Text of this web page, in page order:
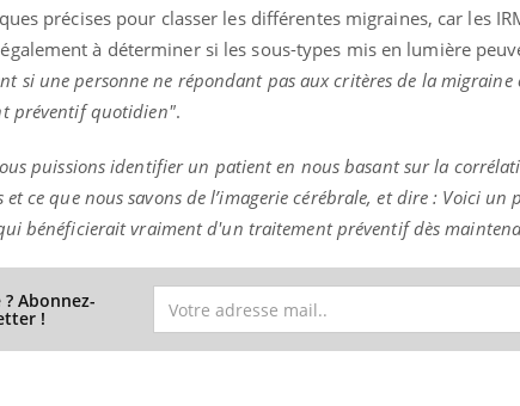
précises pour classer les différentes migraines, car les
à déterminer si les sous-types mis en lumière
si une personne ne répondant pas aux critères de la
préventif quotidien".
puissions identifier un patient en nous basant sur la
ce que nous savons de l’imagerie cérébrale, et dire : Voici
bénéficierait vraiment d'un traitement préventif dès
Abonnez-
!